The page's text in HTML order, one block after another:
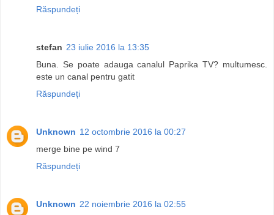
Răspundeți
stefan 23 iulie 2016 la 13:35
Buna. Se poate adauga canalul Paprika TV? multumesc.
este un canal pentru gatit
Răspundeți
Unknown 12 octombrie 2016 la 00:27
merge bine pe wind 7
Răspundeți
Unknown 22 noiembrie 2016 la 02:55